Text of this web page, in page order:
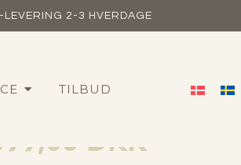
LEVERING 2-3 HVERDAGE
TILBUD
DKK